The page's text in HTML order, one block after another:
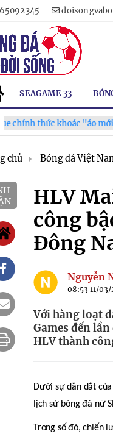
SEAGAME 33
khoác "áo mới" trước
chủ Bóng đá Việt
HLV
công
Đông
Nguyễn
08:53 11/03/
Với hàng loạt
Games đến
HLV thành
Dưới sự dẫn dắt
lịch sử bóng đá nữ
Trong số đó, chiến